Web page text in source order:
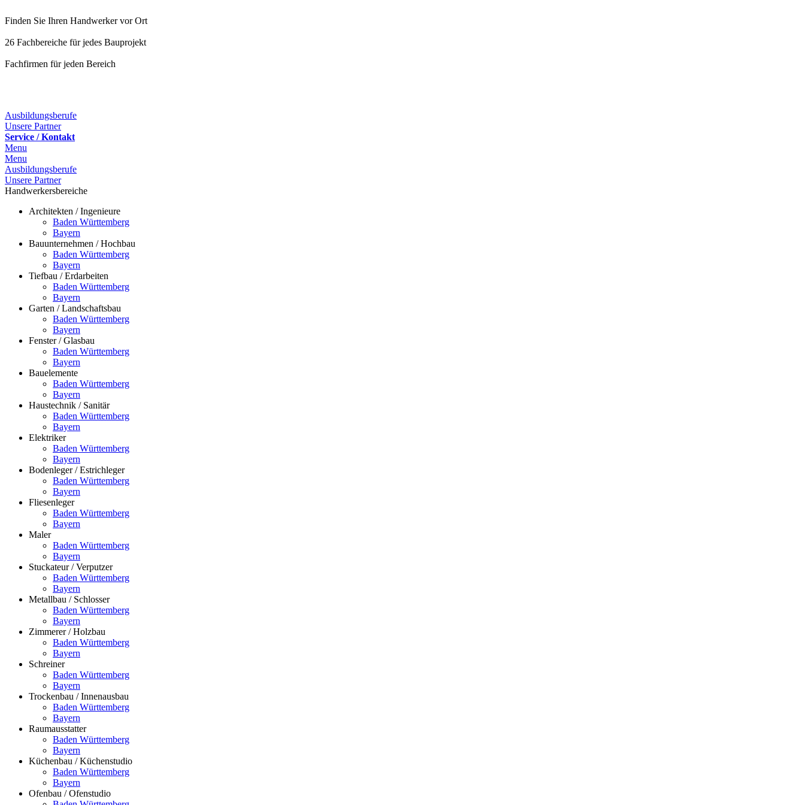
Finden Sie Ihren Handwerker vor Ort
26 Fachbereiche für jedes Bauprojekt
Fachfirmen für jeden Bereich
Ausbildungsberufe
Unsere Partner
Service / Kontakt
Menu
Menu
Ausbildungsberufe
Unsere Partner
Handwerkersbereiche
Architekten / Ingenieure
Baden Württemberg
Bayern
Bauunternehmen / Hochbau
Baden Württemberg
Bayern
Tiefbau / Erdarbeiten
Baden Württemberg
Bayern
Garten / Landschaftsbau
Baden Württemberg
Bayern
Fenster / Glasbau
Baden Württemberg
Bayern
Bauelemente
Baden Württemberg
Bayern
Haustechnik / Sanitär
Baden Württemberg
Bayern
Elektriker
Baden Württemberg
Bayern
Bodenleger / Estrichleger
Baden Württemberg
Bayern
Fliesenleger
Baden Württemberg
Bayern
Maler
Baden Württemberg
Bayern
Stuckateur / Verputzer
Baden Württemberg
Bayern
Metallbau / Schlosser
Baden Württemberg
Bayern
Zimmerer / Holzbau
Baden Württemberg
Bayern
Schreiner
Baden Württemberg
Bayern
Trockenbau / Innenausbau
Baden Württemberg
Bayern
Raumausstatter
Baden Württemberg
Bayern
Küchenbau / Küchenstudio
Baden Württemberg
Bayern
Ofenbau / Ofenstudio